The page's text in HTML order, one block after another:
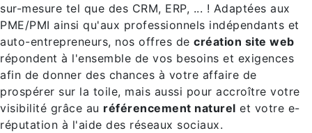
sur-mesure tel que des CRM, ERP, ... ! Adaptées aux
PME/PMI ainsi qu'aux professionnels indépendants et
auto-entrepreneurs, nos offres de création site web
répondent à l'ensemble de vos besoins et exigences
afin de donner des chances à votre affaire de
prospérer sur la toile, mais aussi pour accroître votre
visibilité grâce au référencement naturel et votre e-
réputation à l'aide des réseaux sociaux.